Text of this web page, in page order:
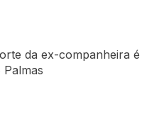
da ex-companheira é